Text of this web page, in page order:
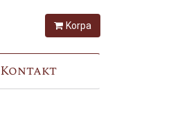
Korpa
Kontakt